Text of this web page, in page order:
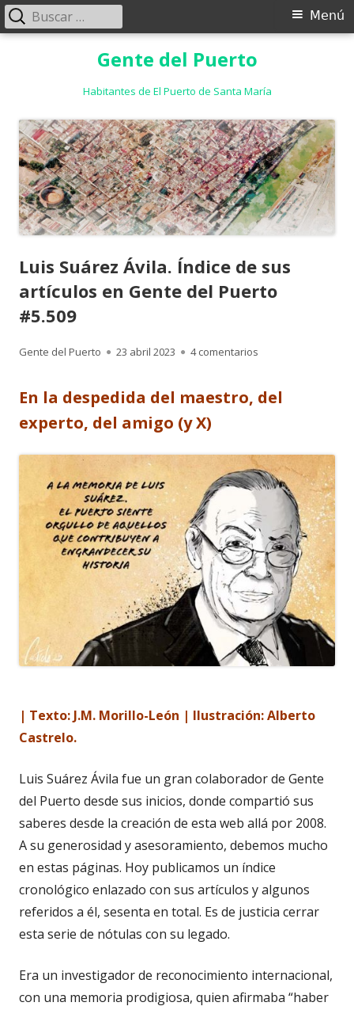
Gente del Puerto
Habitantes de El Puerto de Santa María
Menú
Menú
Buscar:
Luis Suárez Ávila. Índice de sus
artículos en Gente del Puerto
#5.509
Autor
Gente del Puerto
Publicado
23 abril 2023 4 comentarios
En la despedida del maestro, del
experto, del amigo (y X)
| Texto: J.M. Morillo-León | Ilustración: Alberto
Castrelo.
Luis Suárez Ávila fue un gran colaborador de Gente
del Puerto desde sus inicios, donde compartió sus
saberes desde la creación de esta web allá por 2008.
A su generosidad y asesoramiento, debemos mucho
en estas páginas. Hoy publicamos un índice
cronológico enlazado con sus artículos y algunos
referidos a él, sesenta en total. Es de justicia cerrar
esta serie de nótulas con su legado.
Era un investigador de reconocimiento internacional,
con una memoria prodigiosa, quien afirmaba “haber